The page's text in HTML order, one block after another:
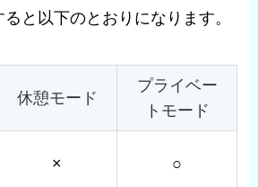
と以下のとおりになります。
休憩モード
プライベー
トモード
× ○